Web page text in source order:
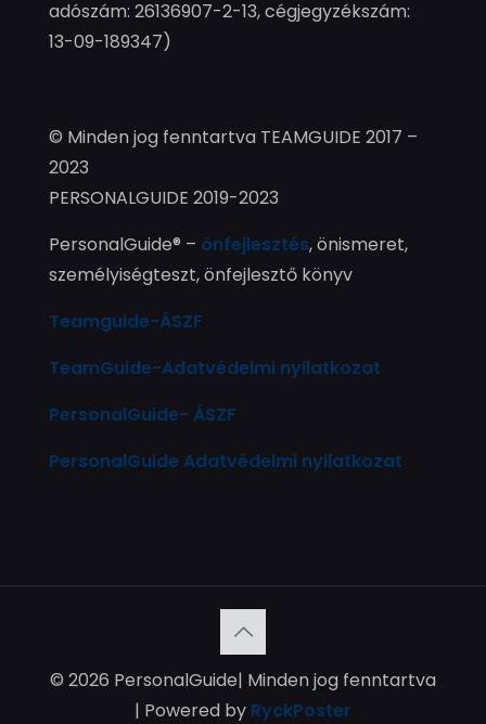
adószám: 26136907-2-13, cégjegyzékszám:
13-09-189347)
© Minden jog fenntartva TEAMGUIDE 2017 –
2023
PERSONALGUIDE 2019-2023
PersonalGuide® – önfejlesztés, önismeret,
személyiségteszt, önfejlesztő könyv
Teamguide-ÁSZF
TeamGuide-Adatvédelmi nyilatkozat
PersonalGuide- ÁSZF
PersonalGuide Adatvédelmi nyilatkozat
© 2026 PersonalGuide| Minden jog fenntartva
| Powered by RyckPoster